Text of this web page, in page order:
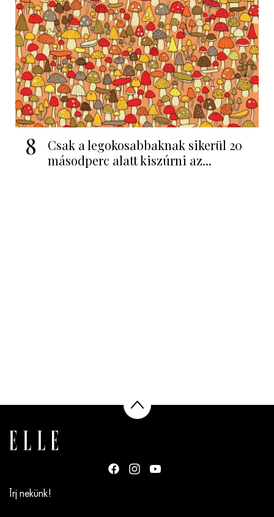
8
Csak a legokosabbaknak sikerül 20
másodperc alatt kiszúrni az...
Írj nekünk!